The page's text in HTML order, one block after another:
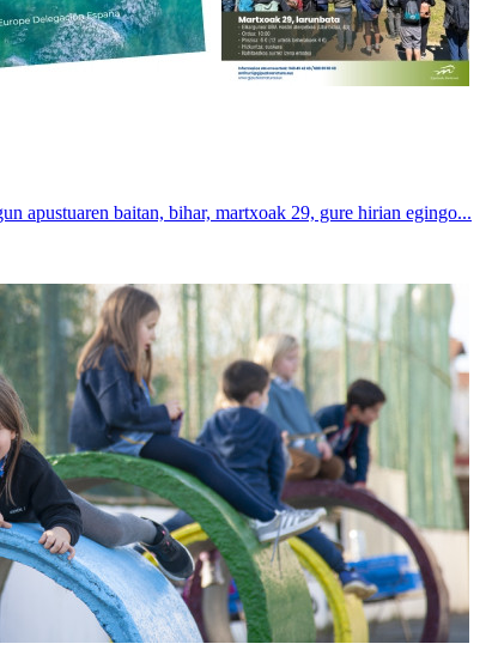
apustuaren baitan, bihar, martxoak 29, gure hirian egingo...